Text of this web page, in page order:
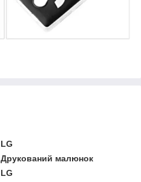
LG
Друкований малюнок
LG